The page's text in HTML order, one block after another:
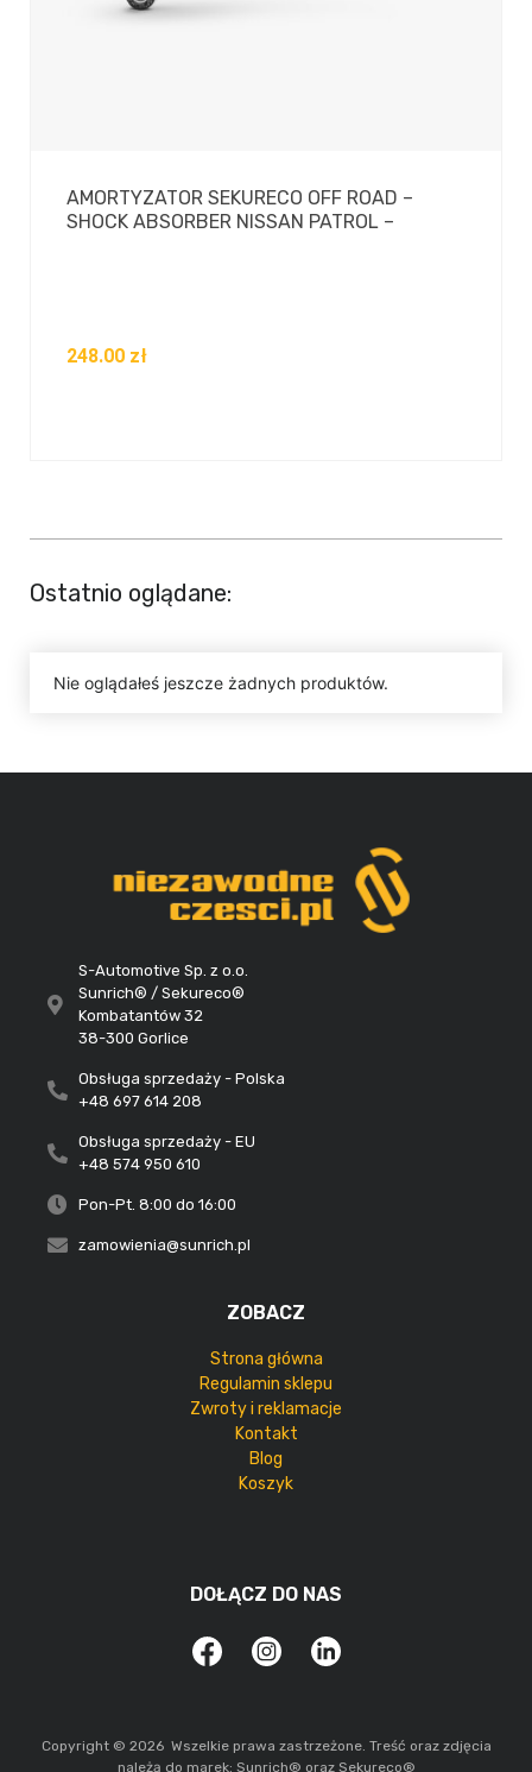
AMORTYZATOR SEKURECO OFF ROAD –
SHOCK ABSORBER NISSAN PATROL –
248.00 zł
Ostatnio oglądane:
Nie oglądałeś jeszcze żadnych produktów.
S-Automotive Sp. z o.o.
Sunrich® / Sekureco®
Kombatantów 32
38-300 Gorlice
Obsługa sprzedaży - Polska
+48 697 614 208
Obsługa sprzedaży - EU
+48 574 950 610
Pon-Pt. 8:00 do 16:00
zamowienia@sunrich.pl
ZOBACZ
Strona główna
Regulamin sklepu
Zwroty i reklamacje
Kontakt
Blog
Koszyk
DOŁĄCZ DO NAS
Copyright © 2026 Wszelkie prawa zastrzeżone. Treść oraz zdjęcia
należą do marek: Sunrich® oraz Sekureco®